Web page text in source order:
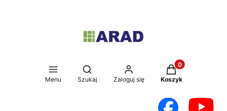
Menu
Otwórz wyszukiwarkę
Szukaj Zaloguj się
Produkty w
Koszyk